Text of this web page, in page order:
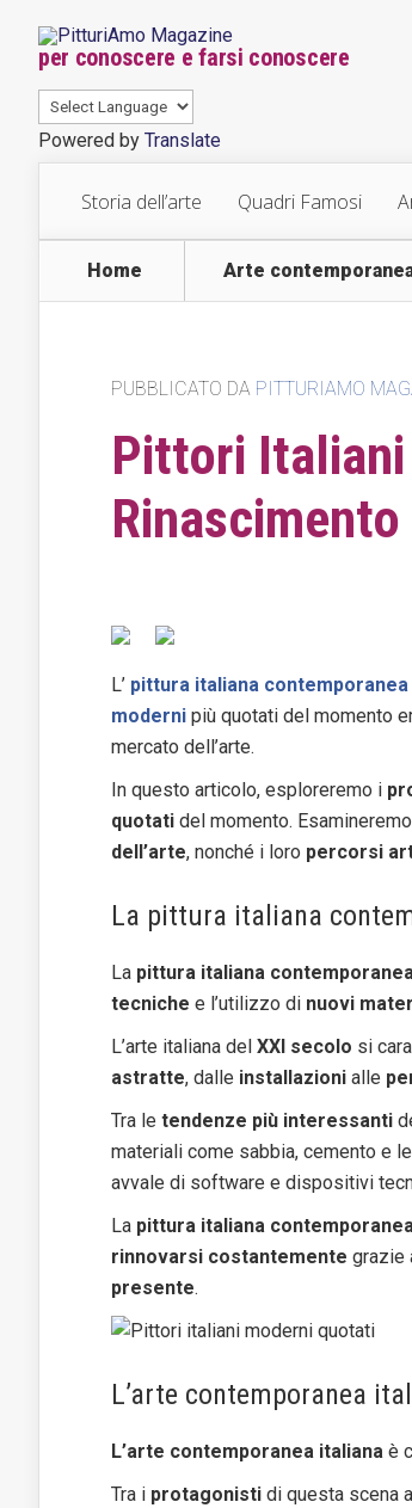
per conoscere e farsi conoscere
Powered by Translate
Storia dell’arte Quadri Famosi
Home Arte
PUBBLICATO DA PITTURIAMO
Pittori
Rinascimento
L’ pittura italiana contemporanea
moderni più quotati del momento
mercato dell’arte.
In questo articolo, esploreremo i
quotati del momento. Esamineremo
dell’arte, nonché i loro percorsi
La pittura italiana
La pittura italiana
tecniche e l’utilizzo di nuovi
L’arte italiana del XXI secolo si
astratte, dalle installazioni alle
Tra le tendenze più interessanti
materiali come sabbia, cemento e
avvale di software e dispositivi
La pittura italiana
rinnovarsi costantemente grazie
presente.
L’arte contemporanea
L’arte contemporanea italiana è
Tra i protagonisti di questa scena